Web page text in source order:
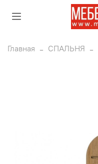
Главная СПАЛЬНЯ